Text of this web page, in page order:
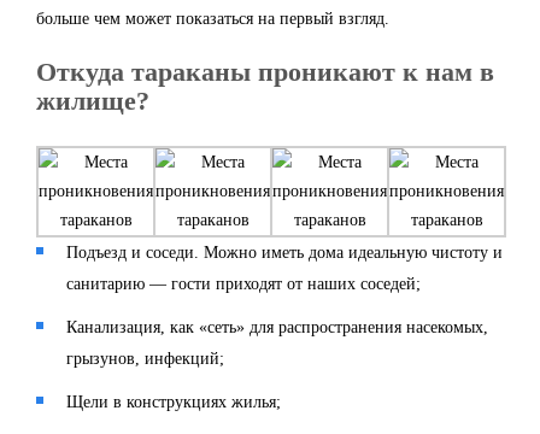
больше чем может показаться на первый взгляд.
Откуда тараканы проникают к нам в
жилище?
Подъезд и соседи. Можно иметь дома идеальную чистоту и
санитарию — гости приходят от наших соседей;
Канализация, как «сеть» для распространения насекомых,
грызунов, инфекций;
Щели в конструкциях жилья;